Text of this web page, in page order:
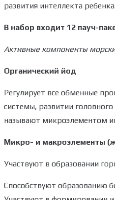
развития интеллекта ребенка.
В набор входит 12 пауч-
Активные компоненты
Органический йод
Регулирует все обменные
системы, развитии
называют микроэлементом
Микро- и макроэлементы
Участвуют в образовании
Способствуют образованию